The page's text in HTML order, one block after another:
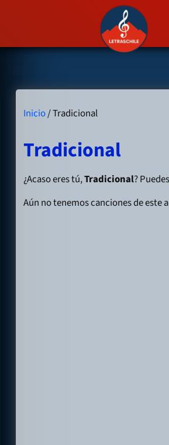
Inicio/ Tradicional
Tradicional
¿Acaso eres tú,Tradicional? Puedes
Aún no tenemos canciones de este